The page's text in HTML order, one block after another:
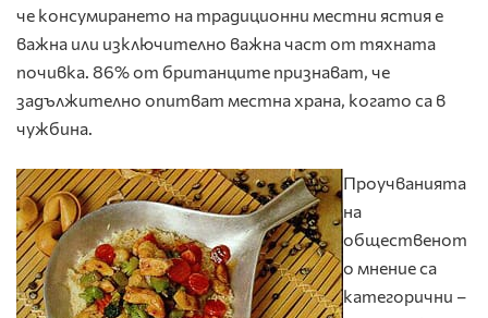
че консумирането на традиционни местни ястия е
важна или изключително важна част от тяхната
почивка. 86% от британците признават, че
задължително опитват местна храна, когато са в
чужбина.
Проучванията
на
общественот
о мнение са
категорични –